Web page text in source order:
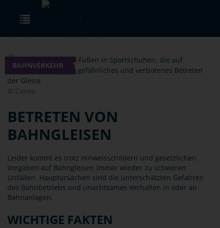
Skip to main content
BAHNVERKEHR
© Canva
BETRETEN VON
BAHNGLEISEN
Leider kommt es trotz Hinweisschildern und gesetzlichen
Vorgaben auf Bahngleisen immer wieder zu schweren
Unfällen. Hauptursachen sind die unterschätzten Gefahren
des Bahnbetriebs und unachtsames Verhalten in oder an
Bahnanlagen.
WICHTIGE FAKTEN